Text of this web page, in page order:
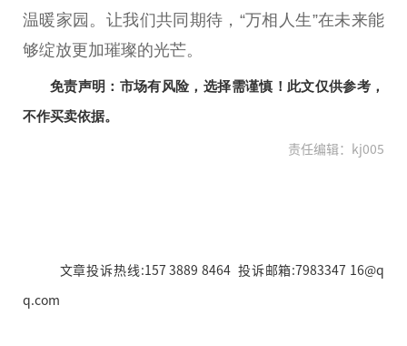
温暖家园。让我们共同期待，“万相人生”在未来能
够绽放更加璀璨的光芒。
免责声明：市场有风险，选择需谨慎！此文仅供参考，
不作买卖依据。
责任编辑：kj005
文章投诉热线:157 3889 8464 投诉邮箱:7983347 16@q
q.com